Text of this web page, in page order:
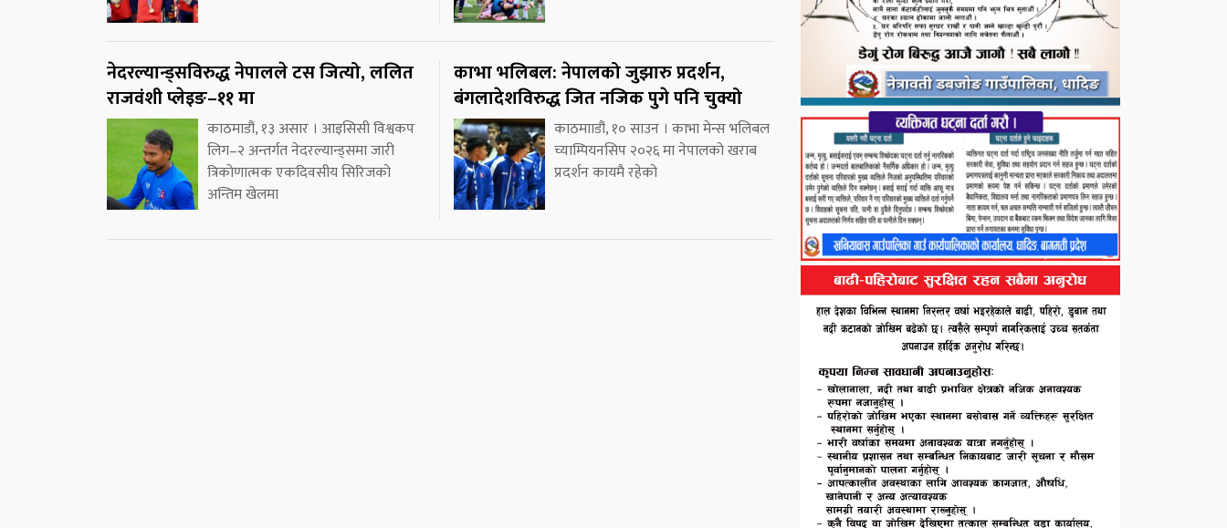
नेदरल्यान्ड्सविरुद्ध नेपालले टस जित्यो, ललित
राजवंशी प्लेइङ–११ मा
काठमाडौं, १३ असार । आइसिसी विश्वकप
लिग–२ अन्तर्गत नेदरल्यान्ड्समा जारी
त्रिकोणात्मक एकदिवसीय सिरिजको
अन्तिम खेलमा
काभा भलिबल: नेपालको जुझारु प्रदर्शन,
बंगलादेशविरुद्ध जित नजिक पुगे पनि चुक्यो
काठमााडौं, १० साउन । काभा मेन्स भलिबल
च्याम्पियनसिप २०२६ मा नेपालको खराब
प्रदर्शन कायमै रहेको